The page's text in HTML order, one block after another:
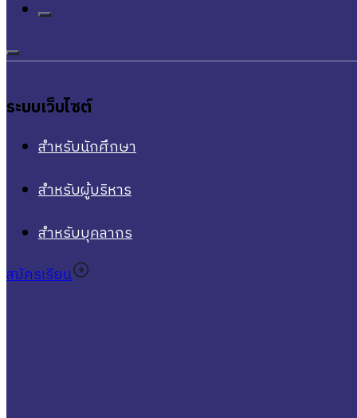
ระบบเว็บไซต์
สำหรับนักศึกษา
สำหรับผู้บริหาร
สำหรับบุคลากร
สมัครเรียน